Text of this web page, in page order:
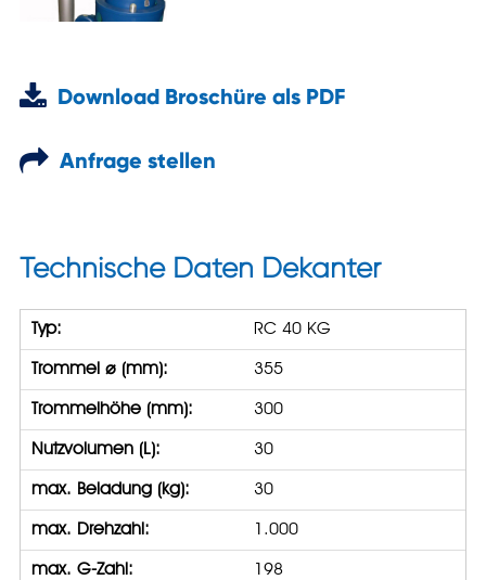
Download Broschüre als PDF
Anfrage stellen
Technische Daten Dekanter
Typ: RC 40 KG
Trommel ⌀ (mm): 355
Trommelhöhe (mm): 300
Nutzvolumen (L): 30
max. Beladung (kg): 30
max. Drehzahl: 1.000
max. G-Zahl: 198